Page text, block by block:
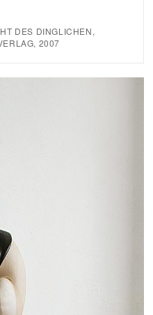
DES DINGLICHEN,
2007